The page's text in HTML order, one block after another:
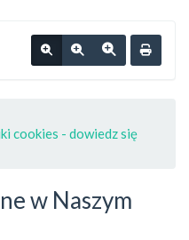
cookies - dowiedz się
w Naszym